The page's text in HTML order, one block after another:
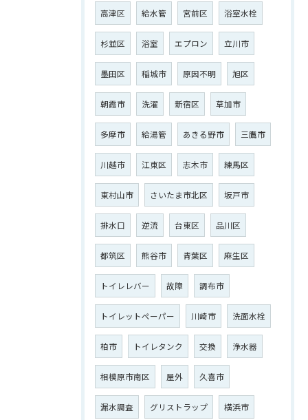
高津区 給水管 宮前区 浴室水栓
杉並区 浴室 エプロン 立川市
墨田区 稲城市 原因不明 旭区
朝霞市 洗濯 新宿区 草加市
多摩市 給湯管 あきる野市 三鷹市
川越市 江東区 志木市 練馬区
東村山市 さいたま市北区 坂戸市
排水口 逆流 台東区 品川区
都筑区 熊谷市 青葉区 麻生区
トイレレバー 故障 調布市
トイレットペーパー 川崎市 洗面水栓
柏市 トイレタンク 交換 浄水器
相模原市南区 屋外 久喜市
漏水調査 グリストラップ 横浜市